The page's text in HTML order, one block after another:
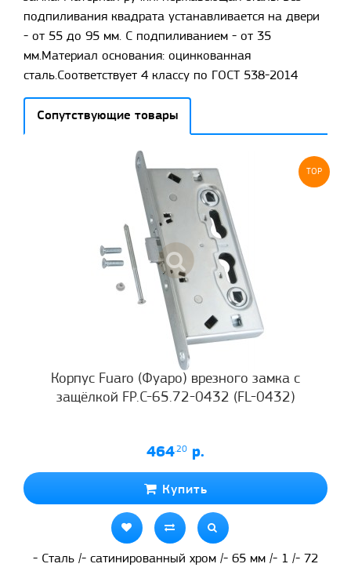
подпиливания квадрата устанавливается на двери
- от 55 до 95 мм. С подпиливанием - от 35
мм.Материал основания: оцинкованная
сталь.Соответствует 4 классу по ГОСТ 538-2014
Сопутствующие товары
TOP
Корпус Fuaro (Фуаро) врезного замка c
защёлкой FP.C-65.72-0432 (FL-0432)
464.20 р.
Купить
- Сталь /- сатинированный хром /- 65 мм /- 1 /- 72